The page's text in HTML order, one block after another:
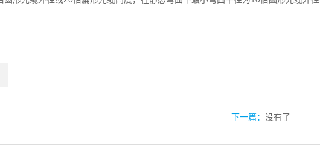
下一篇： 没有了